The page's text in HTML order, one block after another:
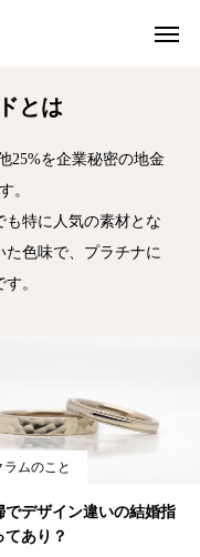
とは
25%を企業秘密の地金
。
も特に人気の素材とな
た色味で、プラチナに
。
ラムのこと
でデザイン違いの結婚指
てあり？
店舗情報
